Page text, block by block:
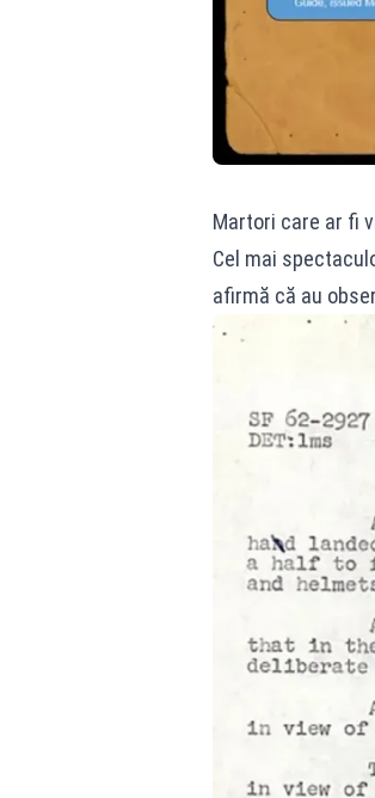
Martori care ar fi
Cel mai
afirmă că au